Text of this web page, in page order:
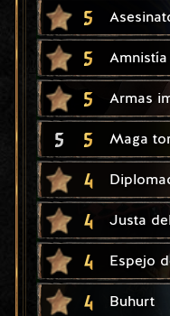
5
5 Amnistía
5 Armas
5 5 Maga
4
4 Justa
4 Espejo
4 Buhurt